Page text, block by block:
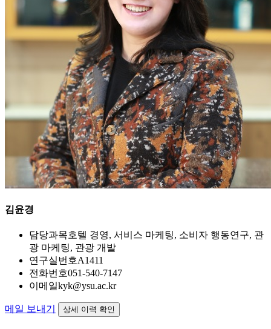
김윤경
담당과목호텔 경영, 서비스 마케팅, 소비자 행동연구, 관
광 마케팅, 관광 개발
연구실번호A1411
전화번호051-540-7147
이메일kyk@ysu.ac.kr
메일 보내기 상세 이력 확인